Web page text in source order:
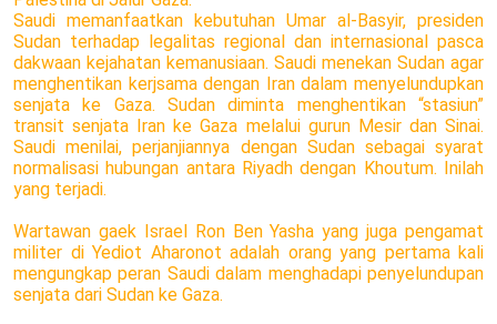
Saudi memanfaatkan kebutuhan Umar al-Basyir, presiden
Sudan terhadap legalitas regional dan internasional pasca
dakwaan kejahatan kemanusiaan. Saudi menekan Sudan agar
menghentikan kerjsama dengan Iran dalam menyelundupkan
senjata ke Gaza. Sudan diminta menghentikan “stasiun”
transit senjata Iran ke Gaza melalui gurun Mesir dan Sinai.
Saudi menilai, perjanjiannya dengan Sudan sebagai syarat
normalisasi hubungan antara Riyadh dengan Khoutum. Inilah
yang terjadi.
Wartawan gaek Israel Ron Ben Yasha yang juga pengamat
militer di Yediot Aharonot adalah orang yang pertama kali
mengungkap peran Saudi dalam menghadapi penyelundupan
senjata dari Sudan ke Gaza.